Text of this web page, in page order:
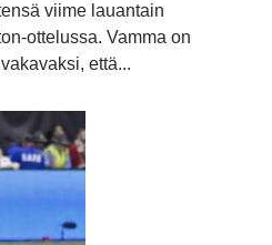
viime lauantain
ottelussa. Vamma on
että...